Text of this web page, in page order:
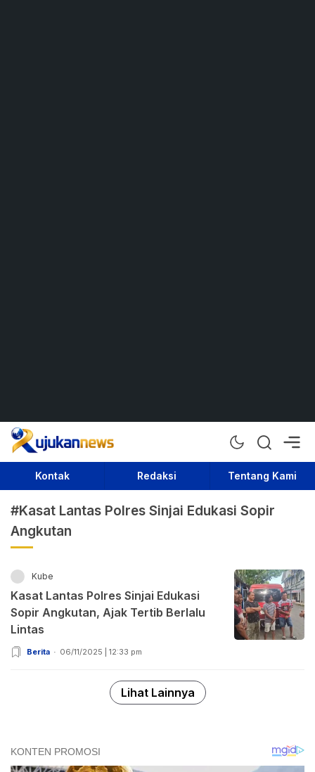
Rujukan News
Satu Rujukan Sejuta Informasi
Kontak Redaksi Tentang Kami
#Kasat Lantas Polres Sinjai Edukasi Sopir
Angkutan
Kube
Kasat Lantas Polres Sinjai Edukasi
Sopir Angkutan, Ajak Tertib Berlalu
Lintas
Berita 06/11/2025 | 12:33 pm
Lihat Lainnya